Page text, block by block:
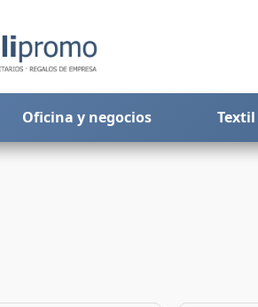
Oficina y negocios Textil